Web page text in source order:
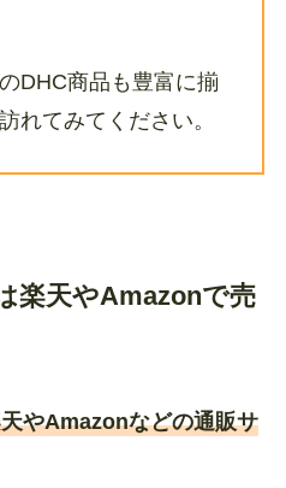
DHC商品も豊富に揃
れてみてください。
楽天やAmazonで売
やAmazonなどの通販サ